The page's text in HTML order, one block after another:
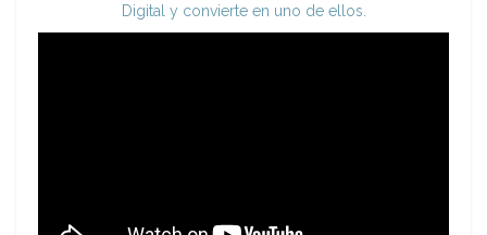
Digital y convierte en uno de ellos.